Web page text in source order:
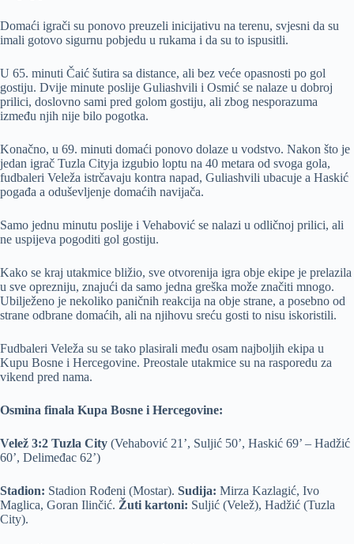
Domaći igrači su ponovo preuzeli inicijativu na terenu, svjesni da su
imali gotovo sigurnu pobjedu u rukama i da su to ispusitli.
U 65. minuti Čaić šutira sa distance, ali bez veće opasnosti po gol
gostiju. Dvije minute poslije Guliashvili i Osmić se nalaze u dobroj
prilici, doslovno sami pred golom gostiju, ali zbog nesporazuma
između njih nije bilo pogotka.
Konačno, u 69. minuti domaći ponovo dolaze u vodstvo. Nakon što je
jedan igrač Tuzla Cityja izgubio loptu na 40 metara od svoga gola,
fudbaleri Veleža istrčavaju kontra napad, Guliashvili ubacuje a Haskić
pogađa a oduševljenje domaćih navijača.
Samo jednu minutu poslije i Vehabović se nalazi u odličnoj prilici, ali
ne uspijeva pogoditi gol gostiju.
Kako se kraj utakmice bližio, sve otvorenija igra obje ekipe je prelazila
u sve oprezniju, znajući da samo jedna greška može značiti mnogo.
Ubilježeno je nekoliko paničnih reakcija na obje strane, a posebno od
strane odbrane domaćih, ali na njihovu sreću gosti to nisu iskoristili.
Fudbaleri Veleža su se tako plasirali među osam najboljih ekipa u
Kupu Bosne i Hercegovine. Preostale utakmice su na rasporedu za
vikend pred nama.
Osmina finala Kupa Bosne i Hercegovine:
Velež 3:2 Tuzla City (Vehabović 21’, Suljić 50’, Haskić 69’ – Hadžić
60’, Delimeđac 62’)
Stadion: Stadion Rođeni (Mostar). Sudija: Mirza Kazlagić, Ivo
Maglica, Goran Ilinčić. Žuti kartoni: Suljić (Velež), Hadžić (Tuzla
City).